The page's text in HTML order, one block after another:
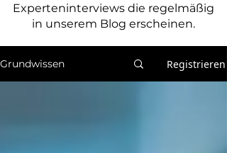
Experteninterviews die regelmäßig
in unserem Blog erscheinen.
Grundwissen Registrieren